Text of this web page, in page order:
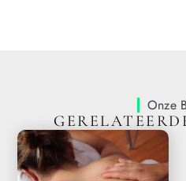
Onze